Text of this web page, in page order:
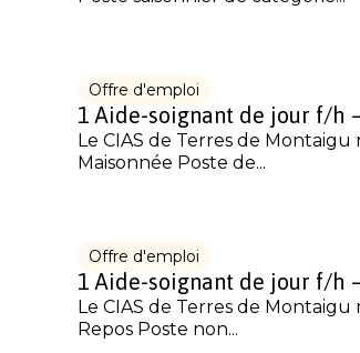
Offre d'emploi
1 Aide-soignant de jour f/h
Le CIAS de Terres de
Maisonnée Poste de...
Offre d'emploi
1 Aide-soignant de jour f/h
Le CIAS de Terres de
Repos Poste non...